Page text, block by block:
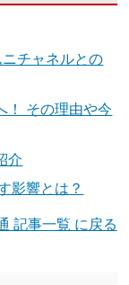
チャネルとの
！ その理由や今
介
影響とは？
記事一覧 に戻る